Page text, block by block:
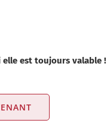
elle est toujours valable !